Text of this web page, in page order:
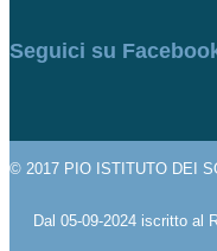
Seguici su
© 2017 PIO ISTITUTO DEI
Dal 05-09-2024 iscritto al